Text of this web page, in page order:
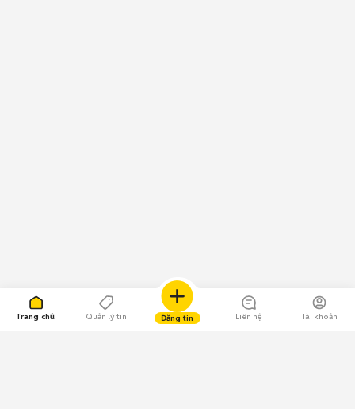
Trang chủ Quản lý tin Đăng tin Liên hệ Tài khoản